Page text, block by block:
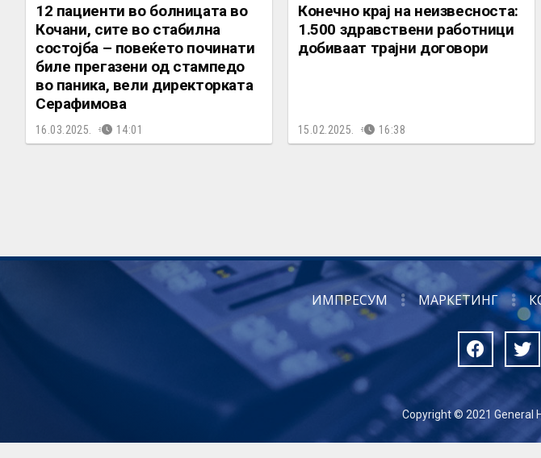
12 пациенти во болницата во
Кочани, сите во стабилна
состојба – повеќето починати
биле прегазени од стампедо
во паника, вели директорката
Серафимова
16.03.2025. 14:01
Конечно крај на неизвесноста:
1.500 здравствени работници
добиваат трајни договори
15.02.2025. 16:38
ИМПРЕСУМ МАРКЕТИНГ
Copyright © 2021 General